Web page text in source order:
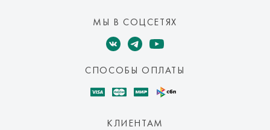
МЫ В СОЦСЕТЯХ
СПОСОБЫ ОПЛАТЫ
КЛИЕНТАМ